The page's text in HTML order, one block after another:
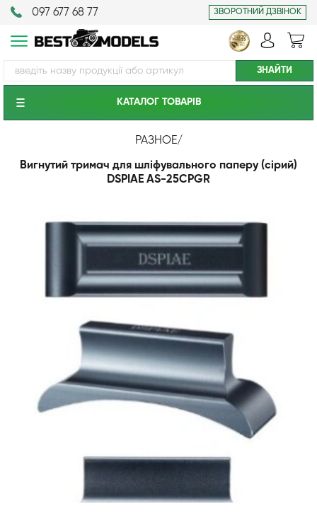
097 677 68 77 ЗВОРОТНИЙ ДЗВІНОК
КАТАЛОГ ТОВАРIВ
РАЗНОЕ/
Вигнутий тримач для шліфувального паперу (сірий)
DSPIAE AS-25CPGR